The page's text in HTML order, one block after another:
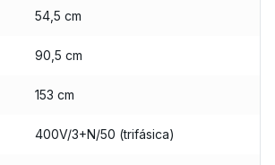
54,5 cm
90,5 cm
153 cm
400V/3+N/50 (trifásica)